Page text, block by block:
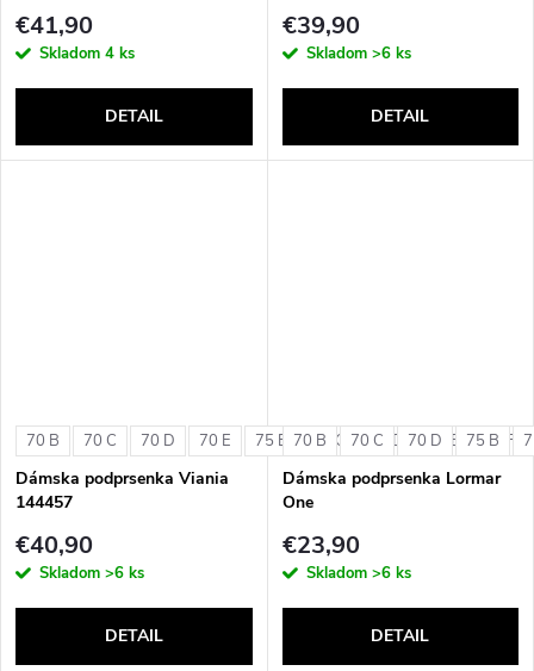
€41,90
Skladom 4 ks
DETAIL
€39,90
Skladom >6 ks
DETAIL
70 B 70 C 70 D 70 E 75 B 75 C 75 D 75 E 75 F
Dámska podprsenka Viania
144457
€40,90
Skladom >6 ks
DETAIL
70 B 70 C 70 D 75 B
Dámska podprsenka Lormar
One
€23,90
Skladom >6 ks
DETAIL